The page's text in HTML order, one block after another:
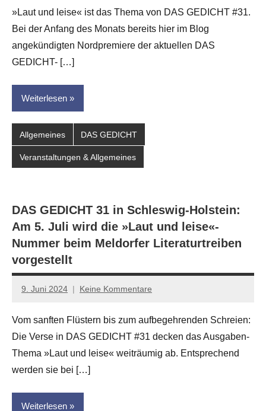
Hornauer
für
dasgedichtblog
»Laut und leise« ist das Thema von DAS GEDICHT #31.
Bei der Anfang des Monats bereits hier im Blog
angekündigten Nordpremiere der aktuellen DAS
GEDICHT- […]
Weiterlesen
Allgemeines DAS GEDICHT
Veranstaltungen & Allgemeines
DAS GEDICHT 31 in Schleswig-Holstein:
Am 5. Juli wird die »Laut und leise«-
Nummer beim Meldorfer Literaturtreiben
vorgestellt
9. Juni 2024
Jan-
Hornauer
für
dasgedichtblog
Keine Kommentare
Vom sanften Flüstern bis zum aufbegehrenden Schreien:
Die Verse in DAS GEDICHT #31 decken das Ausgaben-
Thema »Laut und leise« weiträumig ab. Entsprechend
werden sie bei […]
Weiterlesen